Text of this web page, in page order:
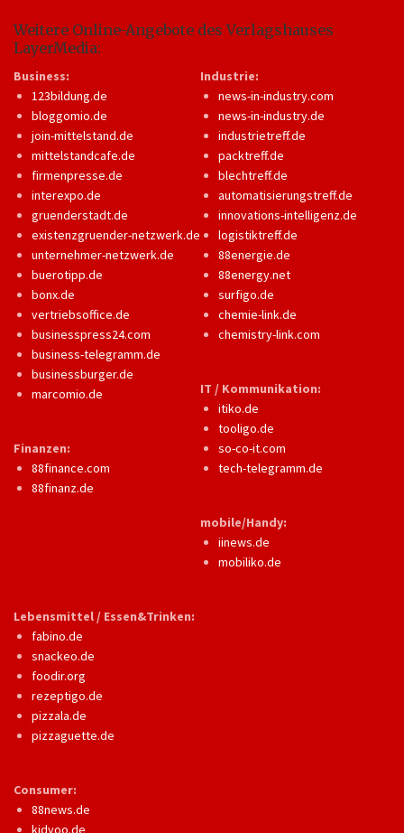
Weitere Online-Angebote des Verlagshauses
LayerMedia:
Business:
123bildung.de
bloggomio.de
join-mittelstand.de
mittelstandcafe.de
firmenpresse.de
interexpo.de
gruenderstadt.de
existenzgruender-netzwerk.de
unternehmer-netzwerk.de
buerotipp.de
bonx.de
vertriebsoffice.de
businesspress24.com
business-telegramm.de
businessburger.de
marcomio.de
Finanzen:
88finance.com
88finanz.de
Industrie:
news-in-industry.com
news-in-industry.de
industrietreff.de
packtreff.de
blechtreff.de
automatisierungstreff.de
innovations-intelligenz.de
logistiktreff.de
88energie.de
88energy.net
surfigo.de
chemie-link.de
chemistry-link.com
IT / Kommunikation:
itiko.de
tooligo.de
so-co-it.com
tech-telegramm.de
mobile/Handy:
iinews.de
mobiliko.de
Lebensmittel / Essen&Trinken:
fabino.de
snackeo.de
foodir.org
rezeptigo.de
pizzala.de
pizzaguette.de
Consumer:
88news.de
kidyoo.de